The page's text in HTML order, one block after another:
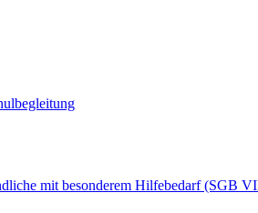
mit besonderem Hilfebedarf (SGB